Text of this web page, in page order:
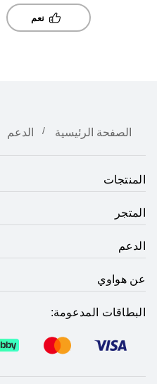
نعم
الصفحة الرئيسية الدعم
المنتجات
المتجر
الدعم
عن هواوي
البطاقات المدعومة: